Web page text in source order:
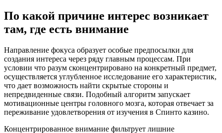
По какой причине интерес возникает
там, где есть внимание
Направление фокуса образует особые предпосылки для
создания интереса через ряду главным процессам. При
условии что разум сконцентрировано на конкретный предмет,
осуществляется углубленное исследование его характеристик,
что дает возможность найти скрытые стороны и
непредвиденные связи. Подобный алгоритм запускает
мотивационные центры головного мозга, которая отвечает за
переживание удовлетворения от изучения в Спинто казино.
Концентрированное внимание фильтрует лишние